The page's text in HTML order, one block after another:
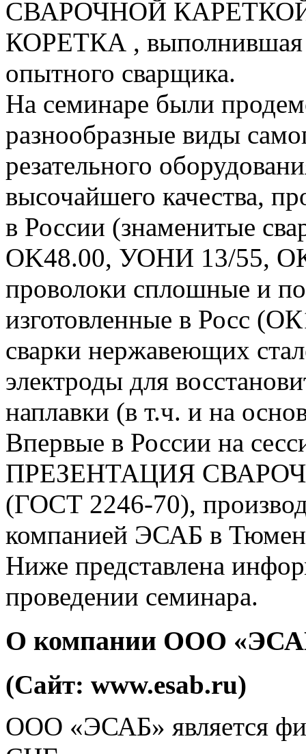
СВАРОЧНОЙ
КОРЕТКА , выполнившая
опытного сварщика.
На семинаре были
разнообразные виды
резательного
высочайшего качества,
в России (знаменитые
OK48.00, УОНИ 13/55,
проволоки сплошные и
изготовленные в Росс
сварки нержавеющих
электроды для
наплавки (в т.ч. и на
Впервые в России на
ПРЕЗЕНТАЦИЯ
(ГОСТ 2246-70),
компанией ЭСАБ в
Ниже представлена
проведении семинара.
О компании ООО
(Cайт: www.esab.ru)
ООО «ЭСАБ» является